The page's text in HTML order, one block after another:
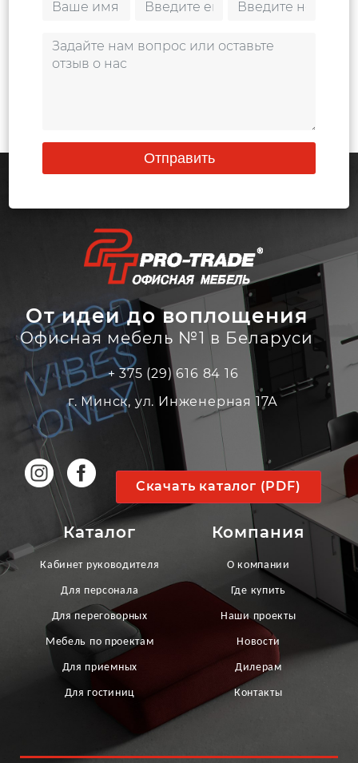
Отправить
От идеи до воплощения
Офисная мебель №1 в Беларуси
+ 375 (29) 616 84 16
г. Минск, ул. Инженерная 17А
Скачать каталог (PDF)
Каталог
Кабинет руководителя
Для персонала
Для переговорных
Мебель по проектам
Для приемных
Для гостиниц
Компания
О компании
Где купить
Наши проекты
Новости
Дилерам
Контакты